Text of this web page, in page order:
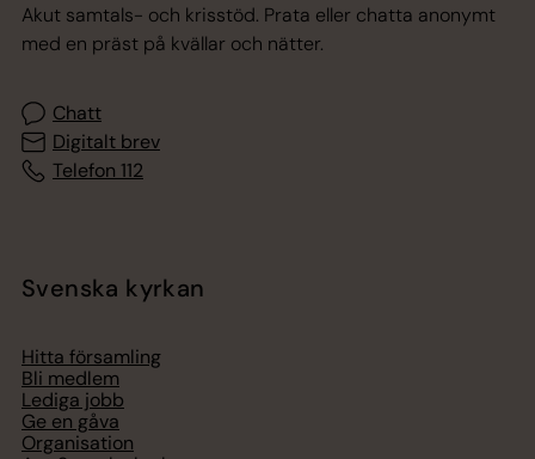
Akut samtals- och krisstöd. Prata eller chatta anonymt
med en präst på kvällar och nätter.
Chatt
Digitalt brev
Telefon 112
Svenska kyrkan
Hitta församling
Bli medlem
Lediga jobb
Ge en gåva
Organisation